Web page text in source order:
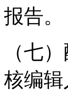
报告。
（七
核编辑